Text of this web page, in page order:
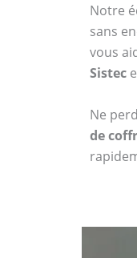
Notre
sans
vous
Sistec
Ne
de